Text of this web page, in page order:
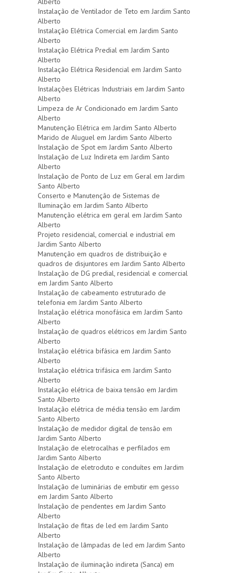
Instalação de Ventilador de Teto em Jardim Santo
Alberto
Instalação Elétrica Comercial em Jardim Santo
Alberto
Instalação Elétrica Predial em Jardim Santo
Alberto
Instalação Elétrica Residencial em Jardim Santo
Alberto
Instalações Elétricas Industriais em Jardim Santo
Alberto
Limpeza de Ar Condicionado em Jardim Santo
Alberto
Manutenção Elétrica em Jardim Santo Alberto
Marido de Aluguel em Jardim Santo Alberto
Instalação de Spot em Jardim Santo Alberto
Instalação de Luz Indireta em Jardim Santo
Alberto
Instalação de Ponto de Luz em Geral em Jardim
Santo Alberto
Conserto e Manutenção de Sistemas de
Iluminação em Jardim Santo Alberto
Manutenção elétrica em geral em Jardim Santo
Alberto
Projeto residencial, comercial e industrial em
Jardim Santo Alberto
Manutenção em quadros de distribuição e
quadros de disjuntores em Jardim Santo Alberto
Instalação de DG predial, residencial e comercial
em Jardim Santo Alberto
Instalação de cabeamento estruturado de
telefonia em Jardim Santo Alberto
Instalação elétrica monofásica em Jardim Santo
Alberto
Instalação de quadros elétricos em Jardim Santo
Alberto
Instalação elétrica bifásica em Jardim Santo
Alberto
Instalação elétrica trifásica em Jardim Santo
Alberto
Instalação elétrica de baixa tensão em Jardim
Santo Alberto
Instalação elétrica de média tensão em Jardim
Santo Alberto
Instalação de medidor digital de tensão em
Jardim Santo Alberto
Instalação de eletrocalhas e perfilados em
Jardim Santo Alberto
Instalação de eletroduto e conduítes em Jardim
Santo Alberto
Instalação de luminárias de embutir em gesso
em Jardim Santo Alberto
Instalação de pendentes em Jardim Santo
Alberto
Instalação de fitas de led em Jardim Santo
Alberto
Instalação de lâmpadas de led em Jardim Santo
Alberto
Instalação de iluminação indireta (Sanca) em